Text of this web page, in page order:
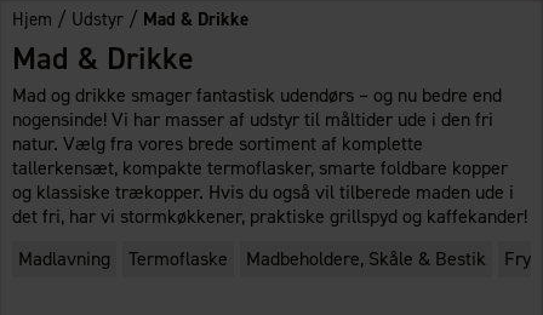
Hjem / Udstyr / Mad & Drikke
Mad & Drikke
Mad og drikke smager fantastisk udendørs – og nu bedre end
nogensinde! Vi har masser af udstyr til måltider ude i den fri
natur. Vælg fra vores brede sortiment af komplette
tallerkensæt, kompakte termoflasker, smarte foldbare kopper
og klassiske trækopper. Hvis du også vil tilberede maden ude i
det fri, har vi stormkøkkener, praktiske grillspyd og kaffekander!
Madlavning
Termoflaske Madbeholdere, Skåle & Bestik